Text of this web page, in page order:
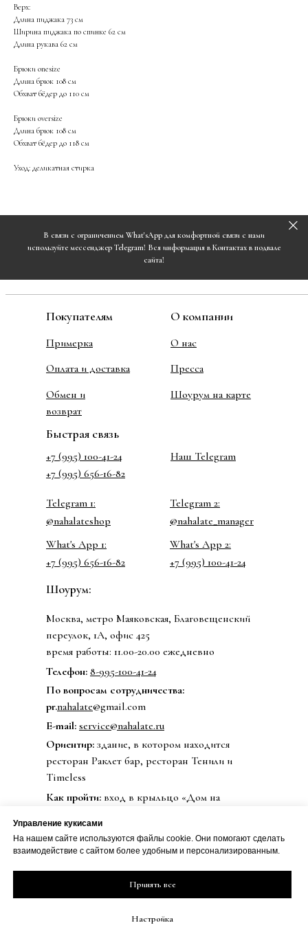
Верх:
Длина пиджака 73 см
Ширина пиджака по спинке 62 см
Длина рукава 62 см
Брюки onesize
Длина брюк 108 см
Обхват бёдер до 110 см
Брюки oversize
Длина брюк 108 см
Обхват бёдер до 118 см
Уход: деликатная стирка
В связи с ограничением What'sApp для комфортной связи с нами
используйте мессенджер Telegram! Вся информация в Контактах в подвале
сайта!
Примерка
О нас
Оплата и доставка
Обмен и
возврат
Покупателям О компании
© 2020 Бренд одежды nahalate
Пресса
Ориентир: здание, в котором находится
ресторан Раклет бар, ресторан Тенили и
Timeless
Шоурум:
Москва, метро Маяковская, Благовещенский
переулок, 1А, офис 425
время работы: 11.00-20.00 ежедневно
Шоурум на карте
Как пройти: вход в крыльцо «Дом на
направо, ещё раз направо и до конца.
Телефон: 8-995-100-41-24
E-mail: service@nahalate.ru
Быстрая связь
По вопросам сотрудничества:
pr.nahalate@gmail.com
+7 (995) 100-41-24
Telegram 1:
Наш Telegram
@nahalate_manager
Telegram 2:
@nahalateshop
What's App 1:
+7 (995) 100-41-24
What's App 2:
+7 (995) 656-16-82
+7 (995) 656-16-82
Управление кукисами
На нашем сайте используются файлы cookie. Они помогают сделать
взаимодействие с сайтом более удобным и персонализированным.
Принять все
Настройка